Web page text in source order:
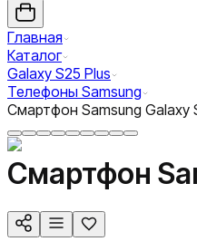
Главная
Каталог
Galaxy S25 Plus
Телефоны Samsung
Смартфон Samsung Galaxy
Смартфон